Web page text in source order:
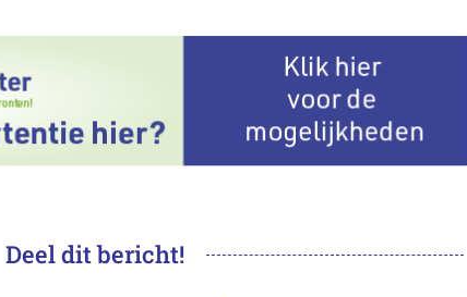
Deel dit bericht!